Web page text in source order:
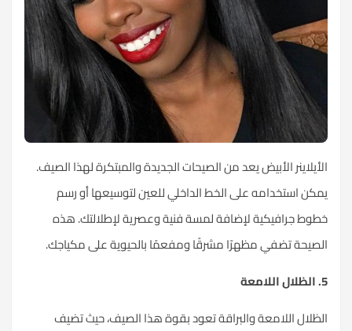
الأيلاينر الأبيض يعد من الصيحات الجديدة والمبتكرة لهذا الصيف.
يمكن استخدامه على الخط الداخلي للعين لتوسيعها أو رسم
خطوط جرافيكية لإضافة لمسة فنية وعصرية لإطلالتك. هذه
الصيحة تضفي مظهرًا مشرقًا ومفعمًا بالحيوية على مكياجك.
5. الظلال اللامعة
الظلال اللامعة والبراقة تعود بقوة هذا الصيف، حيث تضيف